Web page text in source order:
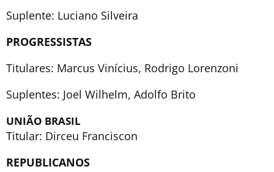
Suplente: Luciano Silveira
PROGRESSISTAS
Titulares: Marcus Vinícius, Rodrigo Lorenzoni
Suplentes: Joel Wilhelm, Adolfo Brito
UNIÃO BRASIL
Titular: Dirceu Franciscon
REPUBLICANOS